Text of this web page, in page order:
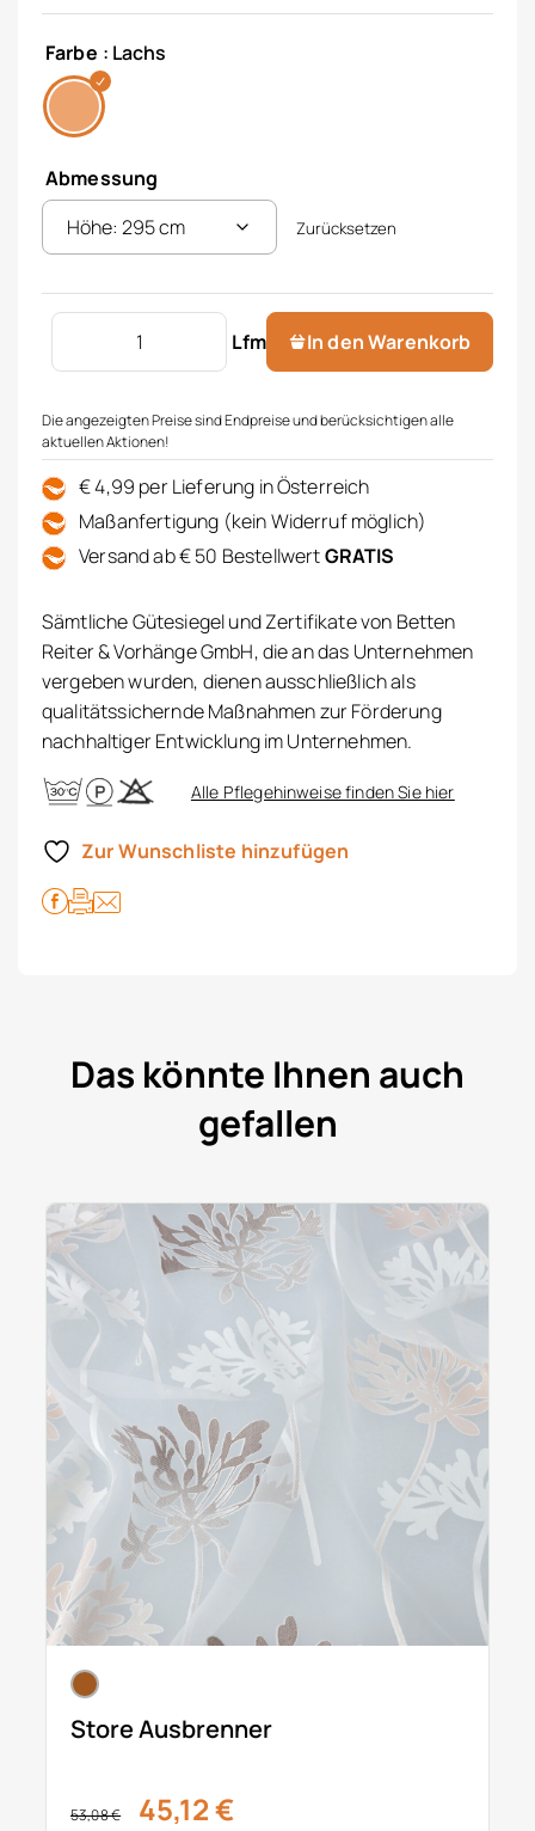
Farbe : Lachs
Abmessung
Zurücksetzen
Lfm
Store moderne Blume Menge
In den Warenkorb
Die angezeigten Preise sind Endpreise und berücksichtigen alle
aktuellen Aktionen!
€ 4,99 per Lieferung in Österreich
Maßanfertigung (kein Widerruf möglich)
Versand ab € 50 BestellwertGRATIS
Sämtliche Gütesiegel und Zertifikate von Betten
Reiter & Vorhänge GmbH, die an das Unternehmen
vergeben wurden, dienen ausschließlich als
qualitätssichernde Maßnahmen zur Förderung
nachhaltiger Entwicklung im Unternehmen.
Alle Pflegehinweise finden Sie hier
Zur Wunschliste hinzufügen
Das könnte Ihnen auch
gefallen
Store Ausbrenner
53,08 € 45,12 €